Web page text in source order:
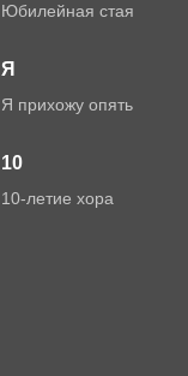
Юбилейная стая
Я
Я прихожу опять
10
10-летие хора